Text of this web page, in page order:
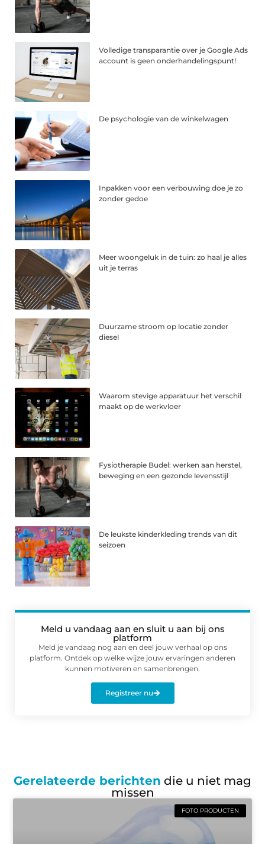
Volledige transparantie over je Google Ads
account is geen onderhandelingspunt!
De psychologie van de winkelwagen
Inpakken voor een verbouwing doe je zo
zonder gedoe
Meer woongeluk in de tuin: zo haal je alles
uit je terras
Duurzame stroom op locatie zonder
diesel
Waarom stevige apparatuur het verschil
maakt op de werkvloer
Fysiotherapie Budel: werken aan herstel,
beweging en een gezonde levensstijl
De leukste kinderkleding trends van dit
seizoen
Meld u vandaag aan en sluit u aan bij ons
platform
Meld je vandaag nog aan en deel jouw verhaal op ons
platform. Ontdek op welke wijze jouw ervaringen anderen
kunnen motiveren en samenbrengen.
Registreer nu
Gerelateerde berichten die u niet mag
missen
FOTO PRODUCTEN